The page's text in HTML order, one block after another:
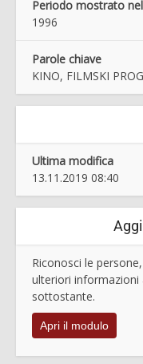
Periodo mostrato
1996
Parole chiave
KINO, FILMSKI
Ultima modifica
13.11.2019 08:40
Riconosci le
ulteriori
sottostante.
Apri il modulo